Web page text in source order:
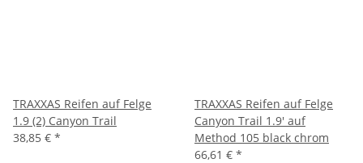
TRAXXAS Reifen auf Felge
1.9 (2) Canyon Trail
38,85 € *
TRAXXAS Reifen auf Felge
Canyon Trail 1.9' auf
Method 105 black chrom
66,61 € *